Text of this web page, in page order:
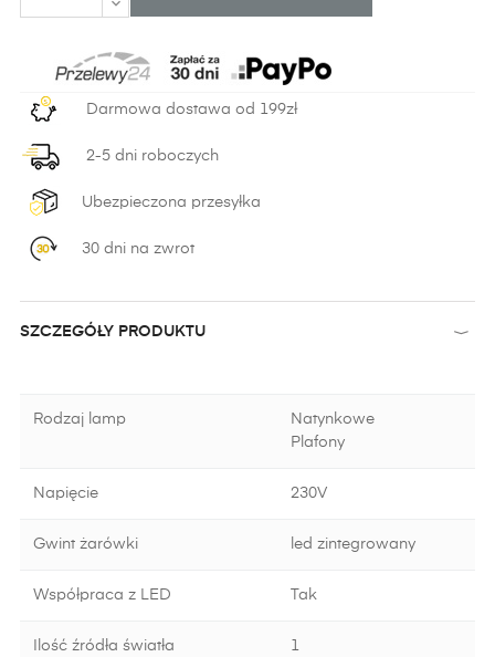
Darmowa dostawa od 199zł
2-5 dni roboczych
Ubezpieczona przesyłka
30 dni na zwrot
SZCZEGÓŁY PRODUKTU
Rodzaj lamp
Natynkowe
Plafony
Napięcie 230V
Gwint żarówki led zintegrowany
Współpraca z LED Tak
Ilość źródła światła 1